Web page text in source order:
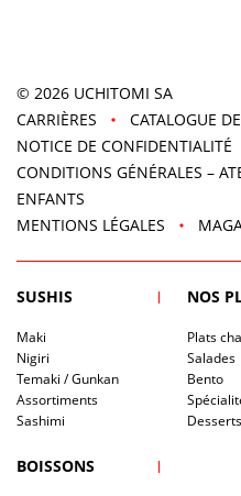
© 2026 UCHITOMI SA
CARRIÈRES
CATALOGUE
NOTICE DE CONFIDENTIALITÉ
CONDITIONS GÉNÉRALES –
ENFANTS
MENTIONS LÉGALES
SUSHIS
Maki
Nigiri
Temaki / Gunkan
Assortiments
Sashimi
NOS
Plats
Salades
Bento
Desserts
BOISSONS